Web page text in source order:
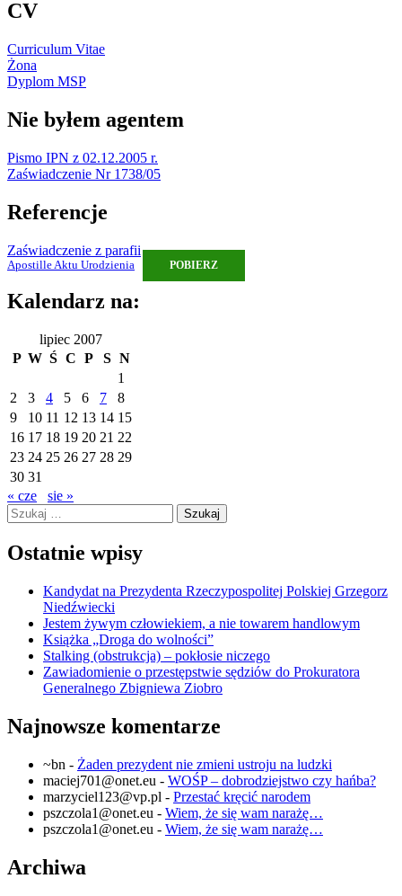
CV
Curriculum Vitae
Żona
Dyplom MSP
Nie byłem agentem
Pismo IPN z 02.12.2005 r.
Zaświadczenie Nr 1738/05
Referencje
Zaświadczenie z parafii
Apostille Aktu Urodzienia POBIERZ
Kalendarz na:
lipiec 2007
P W Ś C P S N
1
2
3 4 5 6 7
8
9
10 11 12 13 14 15
16 17 18 19 20 21 22
23 24 25 26 27 28 29
30 31
« cze
sie »
Szukaj:
Ostatnie wpisy
Kandydat na Prezydenta Rzeczypospolitej Polskiej Grzegorz
Niedźwiecki
Jestem żywym człowiekiem, a nie towarem handlowym
Książka „Droga do wolności”
Stalking (obstrukcja) – pokłosie niczego
Zawiadomienie o przestępstwie sędziów do Prokuratora
Generalnego Zbigniewa Ziobro
Najnowsze komentarze
~bn - Żaden prezydent nie zmieni ustroju na ludzki
maciej701@onet.eu - WOŚP – dobrodziejstwo czy hańba?
marzyciel123@vp.pl - Przestać kręcić narodem
pszczola1@onet.eu - Wiem, że się wam narażę…
pszczola1@onet.eu - Wiem, że się wam narażę…
Archiwa